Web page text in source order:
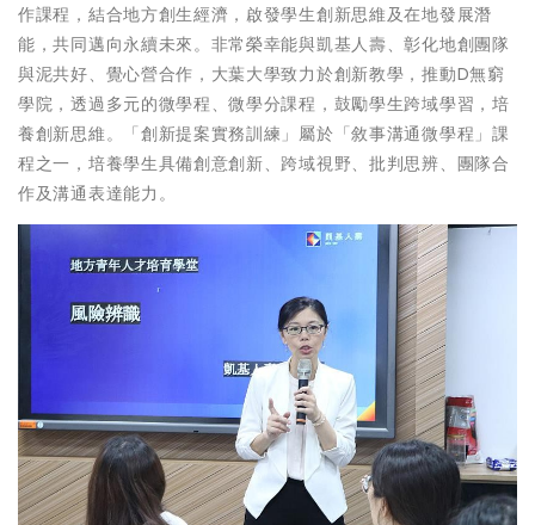
作課程，結合地方創生經濟，啟發學生創新思維及在地發展潛
能，共同邁向永續未來。非常榮幸能與凱基人壽、彰化地創團隊
與泥共好、覺心營合作，大葉大學致力於創新教學，推動D無窮
學院，透過多元的微學程、微學分課程，鼓勵學生跨域學習，培
養創新思維。「創新提案實務訓練」屬於「敘事溝通微學程」課
程之一，培養學生具備創意創新、跨域視野、批判思辨、團隊合
作及溝通表達能力。